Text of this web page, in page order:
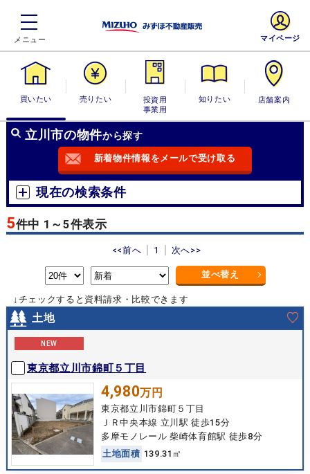
買いたい 売りたい
投資用・事業
用
知りたい 店舗案内
マイページ
立川市の物件から探す
新着物件情報をメールで受け取る
現在の検索条件
5件中 1～5件表示
<<前へ 1 次へ>>
並べ替え
↓チェックすると資料請求・比較できます
土地
NEW
東京都立川市錦町５丁目
4,980万円
東京都立川市錦町５丁目
ＪＲ中央本線 立川駅 徒歩15分
多摩モノレール 柴崎体育館駅 徒歩8分
土地面積 139.31㎡